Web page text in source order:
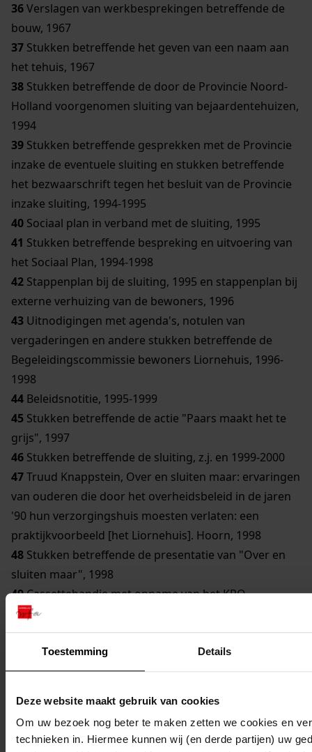
Toestemming Details
Deze website maakt gebruik van cookies
Om uw bezoek nog beter te maken zetten we cookies en
technieken in. Hiermee kunnen wij (en derde partijen) uw
36Verslagen van werkbesprekingen betreffende de
bouw, 1967
37 Stukken betreffende het geven van een naam aan
het tehuis, 1967
38 Stukken betreffende de door de Provincie Noord-
Holland voorgenomen sluiting van bejaardentehuizen,
1994
39 Stukken betreffende gesprekken met de Provincie
inzake de eventuele sluiting en stukken betreffende
het bezwaarschrift tegen het besluit van de Provincie
inzake sluiting, 1994-1995
40 Sociaal plan in verband met de sluiting, 1995
41 Stukken betreffende bespreking en uitvoering van
het Sociaal Plan, 1994-1998
42 Stappenplan bij de sluiting, 1995 en stappenplan bij
externe verhuizing van de bewoners, 1996
43 Uitnodigingen met agenda's, notulen van
vergaderingen en andere stukken betreffende de
Begeleidingscommissie bewoners Liornehuis, 1996-
1998
44 Beleidsnotitie, 1995-1999
45 Stukken betreffende de actie "Paars maakt het te
grijs", 1997
46 Stukken betreffende de sluiting, z.j. en 1999-2000
47Truud Knappstein, Over en sluiten maar: ervaringen
van ouderen die door het overheidsbeleid in de jaren
'90 hun verzorgingshuis moesten verlaten: een
praktijkvoorbeeld [het Liornehuis]. Hoorn, 1998
48 Stukken betreffende de presentatie van "Over en
sluiten maar", 1998
49Cassettebandje met opname van het KRO-
programma "Dingen die gebeuren" met interviews
over "Over en sluiten maar", 1999 (16/3)
Inventarisatie bewonerswensen t.a.v. een
toekomstige verhuizing, 1996
bewoners van het Liornehuis, 1996 (mei)
52Samenvatting van het Ontwerpplan Verzorging en